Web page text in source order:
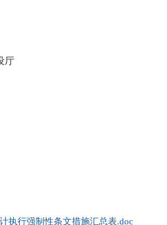
厅
执行强制性条文措施汇总表.doc